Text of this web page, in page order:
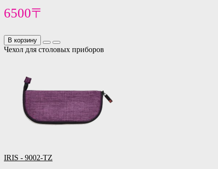
6500〒
В корзину
Чехол для столовых приборов
IRIS - 9002-TZ